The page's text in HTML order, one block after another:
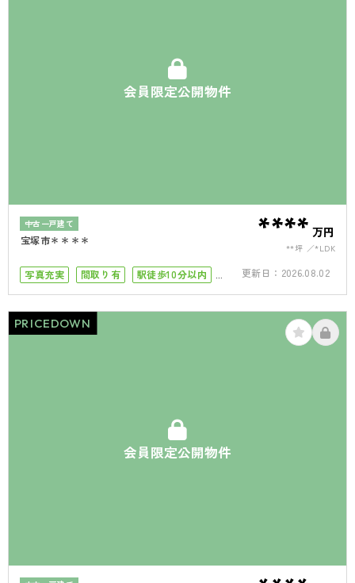
会員限定公開物件
中古一戸建て
宝塚市＊＊＊＊ **** 万円
**坪 *LDK
写真充実 間取り有
駅徒歩10分以内
更新日： 2026.08.02
会員限定公開物件
PRICEDOWN